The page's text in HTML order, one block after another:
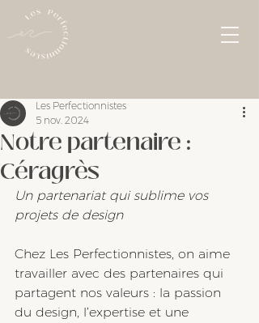
Notre partenaire :
Céragrès
Les Perfectionnistes
5 nov. 2024
Un partenariat qui sublime vos
projets de design
Chez Les Perfectionnistes, on aime
travailler avec des partenaires qui
partagent nos valeurs : la passion
du design, l’expertise et une